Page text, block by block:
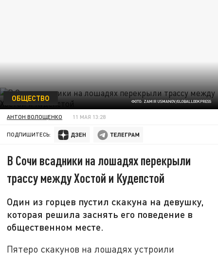
ФОТО: ZAMIR USMANOV/GLOBALLOOKPRESS
ОБЩЕСТВО
АНТОН ВОЛОЩЕНКО 11 МАЯ 13:28
ПОДПИШИТЕСЬ:
В Сочи всадники на лошадях перекрыли
трассу между Хостой и Кудепстой
Один из горцев пустил скакуна на девушку,
которая решила заснять его поведение в
общественном месте.
Пятеро скакунов на лошадях устроили